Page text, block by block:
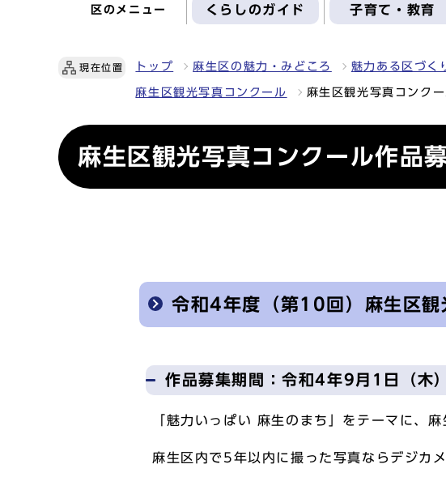
区のメニュー くらしのガイド 子育て・教育
現在位置 トップ 麻生区の魅力・みどころ 魅力ある区づく
麻生区観光写真コンクール 麻生区観光写真コンク
麻生区観光写真コンクール作品
令和4年度（第10回）麻生区
作品募集期間：令和4年9月1日（木
「魅力いっぱい 麻生のまち」をテーマに、
麻生区内で5年以内に撮った写真ならデジカ